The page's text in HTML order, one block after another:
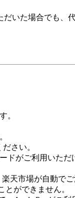
いた場合でも、
。
さい。
ドがご利用いた
天市場が自動で
とができません。